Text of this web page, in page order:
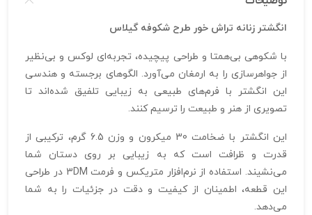
انگشتر زنانه تراش خور طرح شکوفه گیلاس
با شکوهی بی‌همتا و طراحی پیچیده، تجربه‌ای لوکس و بی‌نظیر
از جواهرسازی را به ارمغان می‌آورد. الگوهای برجسته و هندسی
این انگشتر با فرم‌های طبیعی به زیبایی تلفیق شده‌اند تا
تصویری از هنر و طبیعت را ترسیم کنند.
این انگشتر با ضخامت 30 میکرون و وزن 6.5 گرم، ترکیبی از
قدرت و ظرافت است که به زیبایی بر روی دستان شما
می‌نشیند. استفاده از نرم‌افزار متریکس و فرمت 3DM در طراحی
این قطعه، اطمینان از کیفیت و دقت در جزئیات را به شما
می‌دهد.